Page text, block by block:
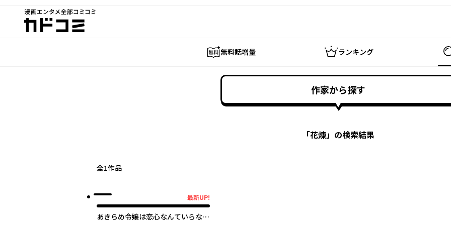
漫画エンタメ全部コミコミ
カドコミ
無料話増量 ランキング
作家から探す
「花煉」の検索結果
全1作品
最新UP!
あきらめ令嬢は恋心なんていらな